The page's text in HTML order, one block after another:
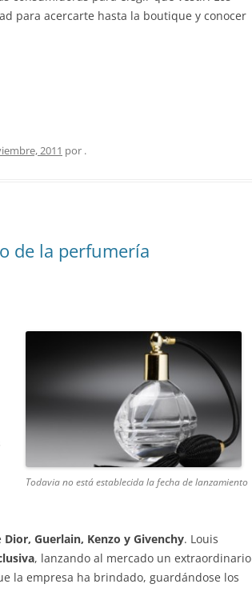
para acercarte hasta la boutique y conocer
2011 por .
de la perfumería
Todavia no está establecida la fecha de lanzamiento
Dior, Guerlain, Kenzo y Givenchy. Louis
, lanzando al mercado un extraordinario
la empresa ha brindado, guardándose los